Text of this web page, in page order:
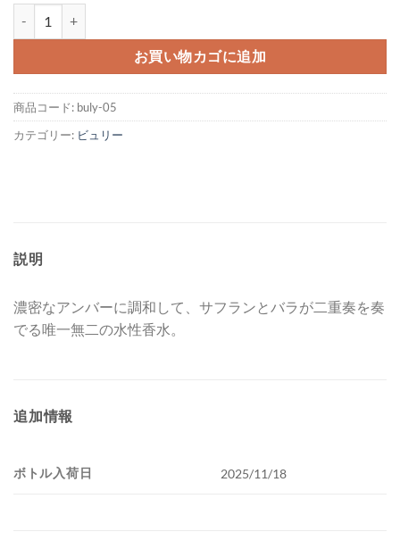
お買い物カゴに追加
商品コード: buly-05
カテゴリー: ビュリー
説明
濃密なアンバーに調和して、サフランとバラが二重奏を奏
でる唯一無二の水性香水。
追加情報
ボトル入荷日 2025/11/18